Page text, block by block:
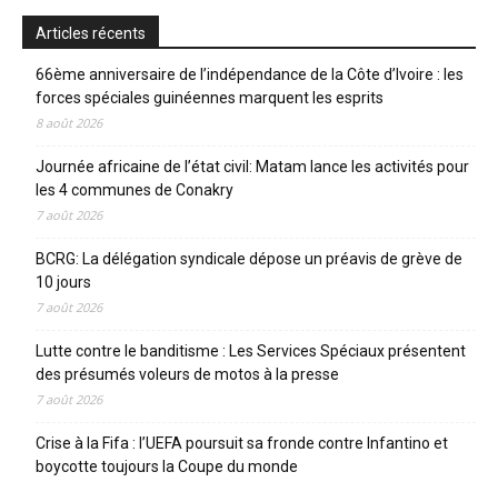
Articles récents
66ème anniversaire de l’indépendance de la Côte d’Ivoire : les
forces spéciales guinéennes marquent les esprits
8 août 2026
Journée africaine de l’état civil: Matam lance les activités pour
les 4 communes de Conakry
7 août 2026
BCRG: La délégation syndicale dépose un préavis de grève de
10 jours
7 août 2026
Lutte contre le banditisme : Les Services Spéciaux présentent
des présumés voleurs de motos à la presse
7 août 2026
Crise à la Fifa : l’UEFA poursuit sa fronde contre Infantino et
boycotte toujours la Coupe du monde